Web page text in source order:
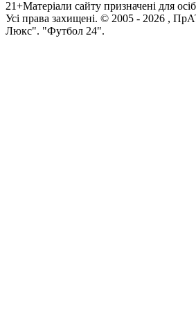
21+Матеріали сайту призначені для
Усi права захищенi. © 2005 - 2026 ,
Люкс". "Футбол 24".